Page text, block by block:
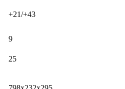
+21/+43
9
25